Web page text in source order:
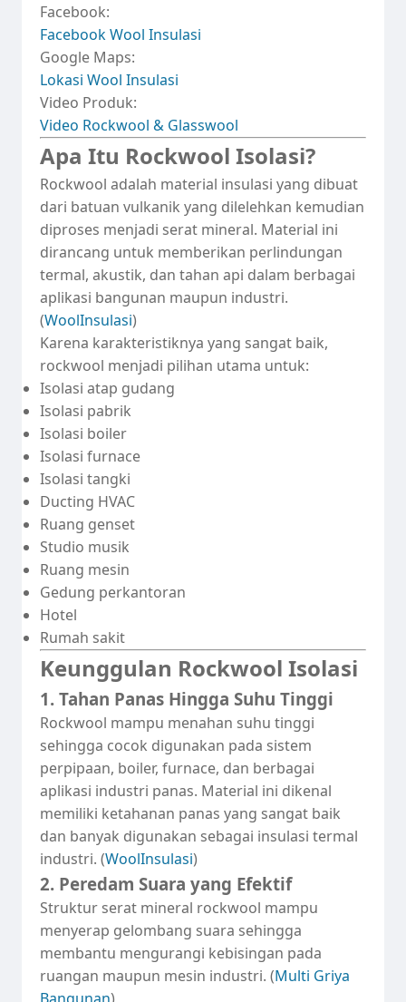
Facebook:
Facebook Wool Insulasi
Google Maps:
Lokasi Wool Insulasi
Video Produk:
Video Rockwool & Glasswool
Apa Itu Rockwool Isolasi?
Rockwool adalah material insulasi yang dibuat
dari batuan vulkanik yang dilelehkan kemudian
diproses menjadi serat mineral. Material ini
dirancang untuk memberikan perlindungan
termal, akustik, dan tahan api dalam berbagai
aplikasi bangunan maupun industri.
(WoolInsulasi)
Karena karakteristiknya yang sangat baik,
rockwool menjadi pilihan utama untuk:
Isolasi atap gudang
Isolasi pabrik
Isolasi boiler
Isolasi furnace
Isolasi tangki
Ducting HVAC
Ruang genset
Studio musik
Ruang mesin
Gedung perkantoran
Hotel
Rumah sakit
Keunggulan Rockwool Isolasi
1. Tahan Panas Hingga Suhu Tinggi
Rockwool mampu menahan suhu tinggi
sehingga cocok digunakan pada sistem
perpipaan, boiler, furnace, dan berbagai
aplikasi industri panas. Material ini dikenal
memiliki ketahanan panas yang sangat baik
dan banyak digunakan sebagai insulasi termal
industri. (WoolInsulasi)
2. Peredam Suara yang Efektif
Struktur serat mineral rockwool mampu
menyerap gelombang suara sehingga
membantu mengurangi kebisingan pada
ruangan maupun mesin industri. (Multi Griya